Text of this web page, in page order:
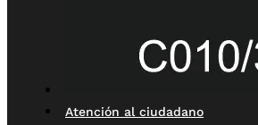
Atención al ciudadano